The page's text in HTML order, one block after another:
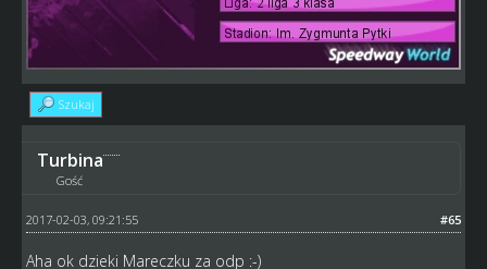
Szukaj
Turbina
Gość
#65
2017-02-03, 09:21:55
Aha ok dzieki Mareczku za odp :-)